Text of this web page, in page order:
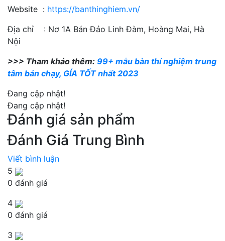
Website : https://banthinghiem.vn/
Địa chỉ : Nơ 1A Bán Đảo Linh Đàm, Hoàng Mai, Hà
Nội
>>> Tham khảo thêm: 99+ mẫu bàn thí nghiệm trung
tâm bán chạy, GÍA TỐT nhất 2023
Đang cập nhật!
Đang cập nhật!
Đánh giá sản phẩm
Đánh Giá Trung Bình
Viết bình luận
5
0 đánh giá
4
0 đánh giá
3